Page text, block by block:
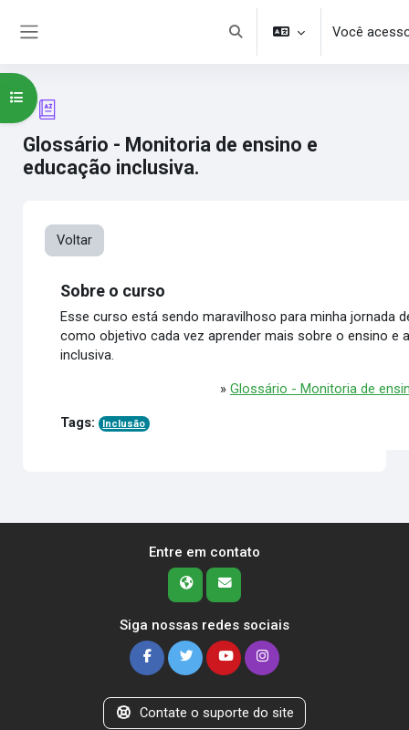
Alternar entrada de pesquisa
Você
Glossário - Monitoria de ensino e
educação inclusiva.
Abrir índice do curso
Voltar
Sobre o curso
Esse curso está sendo maravilhoso para minha jornada
como objetivo cada vez aprender mais sobre o ensino e
inclusiva.
» Glossário - Monitoria de
Tags: Inclusão
Entre em contato
Siga nossas redes sociais
Contate o suporte do site